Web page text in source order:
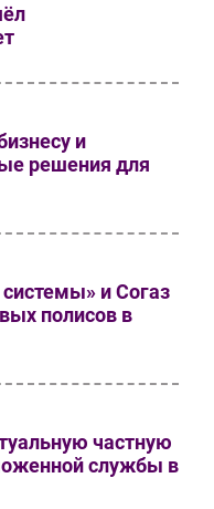
и
решения для
и Согаз
полисов в
частную
службы в